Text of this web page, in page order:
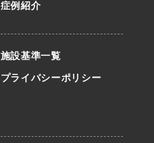
症例紹介
施設基準一覧
プライバシーポリシー